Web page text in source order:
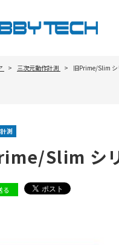
三次元動作計測 旧Prime/Slim
測
Slim シ
る